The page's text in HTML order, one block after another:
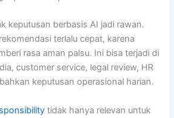
keputusan berbasis AI jadi rawan.
terlalu cepat, karena
rasa aman palsu. Ini bisa terjadi di
customer service, legal review, HR
keputusan operasional harian.
tidak hanya relevan untuk